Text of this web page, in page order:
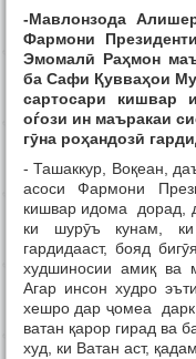
-Мавлонзода
Фармони
Эмомалӣ Раҳмон
ба Сафи Қувваҳои
сартосари кишвар
оѓози ин маъракаи
гӯна роҳандозӣ
- Ташаккур, Воқеан,
асоси Фармони
кишвар идома дорад,
ки шурӯъ кунам,
гардидааст, бояд
худшиносии амиқ ва
Агар инсон худро
хешро дар ҷомеа дарк
ватан қарор гирад ва
худ, ки Ватан аст,